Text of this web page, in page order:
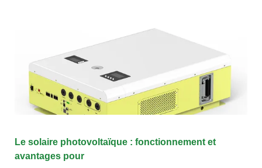
Le solaire photovoltaïque : fonctionnement et
avantages pour